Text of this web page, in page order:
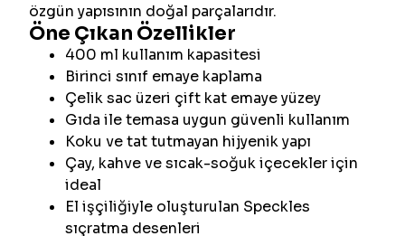
özgün yapısının doğal parçalarıdır.
Öne Çıkan Özellikler
400 ml kullanım kapasitesi
Birinci sınıf emaye kaplama
Çelik sac üzeri çift kat emaye yüzey
Gıda ile temasa uygun güvenli kullanım
Koku ve tat tutmayan hijyenik yapı
Çay, kahve ve sıcak-soğuk içecekler için
ideal
El işçiliğiyle oluşturulan Speckles
sıçratma desenleri